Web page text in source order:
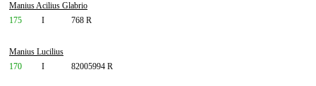
Manius Acilius Glabrio
175
I 768 R
Manius Lucilius
170
I 82005994 R